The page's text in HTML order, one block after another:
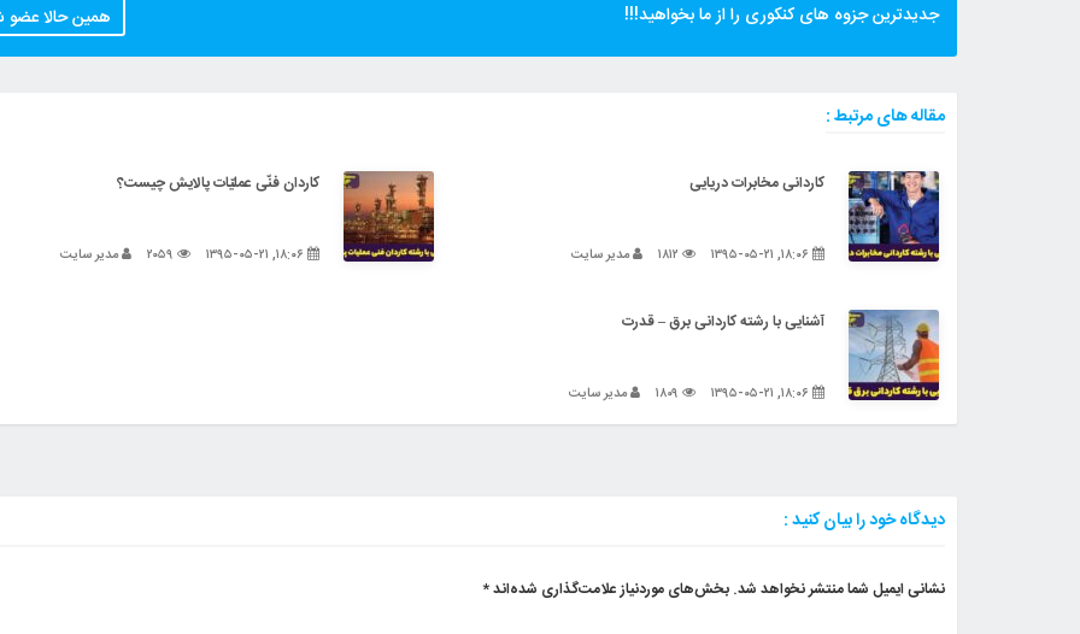
جدیدترین جزوه های کنکوری را از ما بخواهید!!! همین حالا عضو
مقاله های مرتبط :
کاردانی مخابرات دریایی
مدیر سایت
کاردان فنّی عملیّات پالایش چیست؟
۱۸:۰۶, ۱۳۹۵-۰۵-۲۱ ۲۰۵۹ مدیر سایت
آشنایی با رشته کاردانی برق – قدرت
مدیر سایت
دیدگاه خود را بیان کنید :
نشانی ایمیل شما منتشر نخواهد شد. بخش‌های موردنیاز علامت‌گذاری شده‌اند*